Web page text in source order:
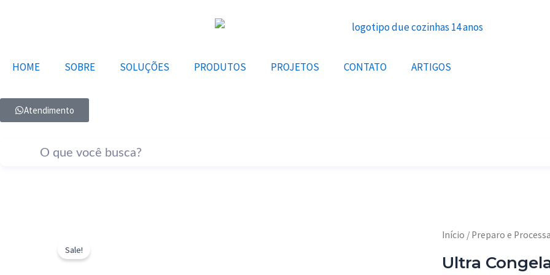
HOME SOBRE SOLUÇÕES PRODUTOS PROJETOS CONTATO ARTIGOS
Atendimento
Sale!
Início / Preparo e
Ultra
O